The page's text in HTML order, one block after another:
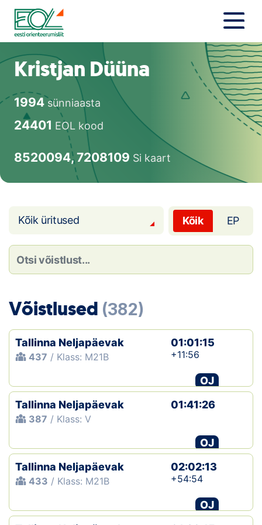
Liigu
sisu
juurde
Uudised
Orienteerujale
Eesti Orienteerumine 100!
Toetamine
Loha
Galerii
Kalender
Tule klubisse!
Tulemused
Dokumendid
Kristjan Düüna
1994sünniaasta
24401 EOL kood
8520094, 7208109 Si kaart
Kõik üritused Kõik EP
Võistlused (382)
Tallinna Neljapäevak
437 / Klass: M21B
01:01:15
+11:56
OJ
Tallinna Neljapäevak
387 / Klass: V
01:41:26
OJ
Tallinna Neljapäevak
433 / Klass: M21B
02:02:13
+54:54
OJ